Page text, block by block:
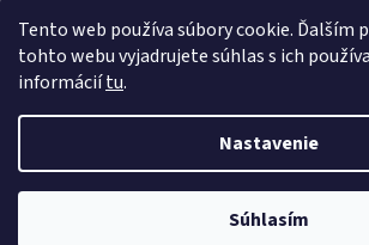
Tento web používa súbory cookie. Ďalším
tohto webu vyjadrujete súhlas s ich
informáciítu.
Nastavenie
Súhlasím
Vytvoril Shoptet
mojefarby.sk. Všetky